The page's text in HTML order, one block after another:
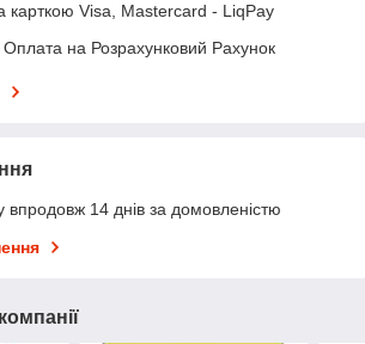
карткою Visa, Mastercard - LiqPay
Оплата на Розрахунковий Рахунок
впродовж 14 днів за домовленістю